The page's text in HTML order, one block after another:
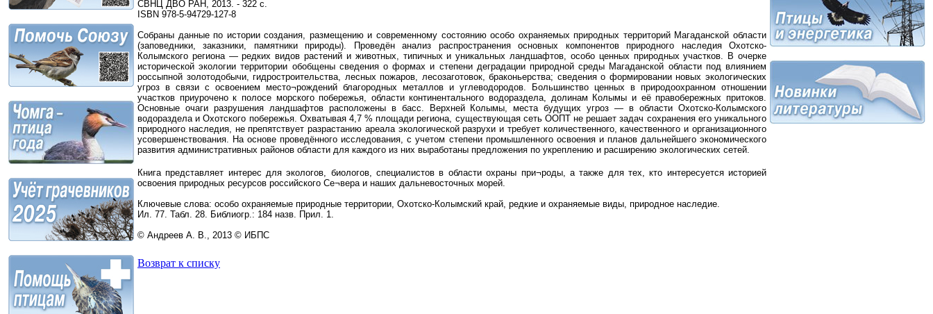
СВНЦ ДВО РАН, 2013. - 322 с.
ISBN 978-5-94729-127-8
Собраны данные по истории создания, размещению и современному состоянию особо охраняемых природных территорий Магаданской области
(заповедники, заказники, памятники природы). Проведён анализ распространения основных компонентов природного наследия Охотско-
Колымского региона — редких видов растений и животных, типичных и уникальных ландшафтов, особо ценных природных участков. В очерке
исторической экологии территории обобщены сведения о формах и степени деградации природной среды Магаданской области под влиянием
россыпной золотодобычи, гидростроительства, лесных пожаров, лесозаготовок, браконьерства; сведения о формировании новых экологических
угроз в связи с освоением место¬рождений благородных металлов и углеводородов. Большинство ценных в природоохранном отношении
участков приурочено к полосе морского побережья, области континентального водораздела, долинам Колымы и её правобережных притоков.
Основные очаги разрушения ландшафтов расположены в басс. Верхней Колымы, места будущих угроз — в области Охотско-Колымского
водораздела и Охотского побережья. Охватывая 4,7 % площади региона, существующая сеть ООПТ не решает задач сохранения его уникального
природного наследия, не препятствует разрастанию ареала экологической разрухи и требует количественного, качественного и организационного
усовершенствования. На основе проведённого исследования, с учетом степени промышленного освоения и планов дальнейшего экономического
развития административных районов области для каждого из них выработаны предложения по укреплению и расширению экологических сетей.
Книга представляет интерес для экологов, биологов, специалистов в области охраны при¬роды, а также для тех, кто интересуется историей
освоения природных ресурсов российского Се¬вера и наших дальневосточных морей.
Ключевые слова: особо охраняемые природные территории, Охотско-Колымский край, редкие и охраняемые виды, природное наследие.
Ил. 77. Табл. 28. Библиогр.: 184 назв. Прил. 1.
© Андреев А. В., 2013 © ИБПС
Возврат к списку